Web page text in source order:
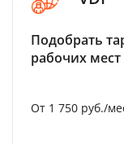
Подобрать
рабочих мест
От 1 750 руб./